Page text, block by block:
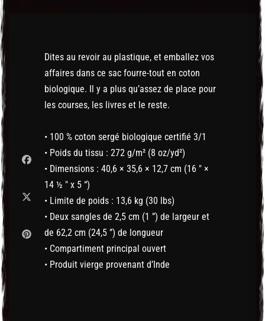
Dites au revoir au plastique, et emballez vos
affaires dans ce sac fourre-tout en coton
biologique. Il y a plus qu’assez de place pour
les courses, les livres et le reste.
• 100 % coton sergé biologique certifié 3/1
• Poids du tissu : 272 g/m² (8 oz/yd²)
• Dimensions : 40,6 × 35,6 × 12,7 cm (16 ″ ×
14 ½ ″ x 5 “)
• Limite de poids : 13,6 kg (30 lbs)
• Deux sangles de 2,5 cm (1 ”) de largeur et
de 62,2 cm (24,5 ”) de longueur
• Compartiment principal ouvert
• Produit vierge provenant d’Inde